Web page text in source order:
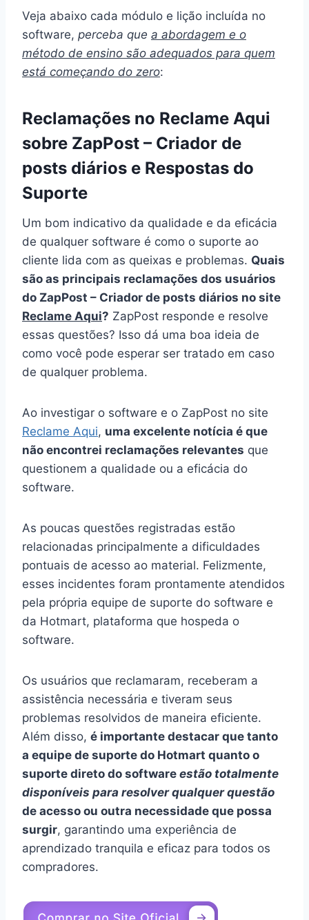
Veja abaixo cada módulo e lição incluída no
software, perceba que a abordagem e o
método de ensino são adequados para quem
está começando do zero:
Reclamações no Reclame Aqui
sobre ZapPost – Criador de
posts diários e Respostas do
Suporte
Um bom indicativo da qualidade e da eficácia
de qualquer software é como o suporte ao
cliente lida com as queixas e problemas. Quais
são as principais reclamações dos usuários
do ZapPost – Criador de posts diários no site
Reclame Aqui? ZapPost responde e resolve
essas questões? Isso dá uma boa ideia de
como você pode esperar ser tratado em caso
de qualquer problema.
Ao investigar o software e o ZapPost no site
Reclame Aqui, uma excelente notícia é que
não encontrei reclamações relevantes que
questionem a qualidade ou a eficácia do
software.
As poucas questões registradas estão
relacionadas principalmente a dificuldades
pontuais de acesso ao material. Felizmente,
esses incidentes foram prontamente atendidos
pela própria equipe de suporte do software e
da Hotmart, plataforma que hospeda o
software.
Os usuários que reclamaram, receberam a
assistência necessária e tiveram seus
problemas resolvidos de maneira eficiente.
Além disso, é importante destacar que tanto
a equipe de suporte do Hotmart quanto o
suporte direto do software estão totalmente
disponíveis para resolver qualquer questão
de acesso ou outra necessidade que possa
surgir, garantindo uma experiência de
aprendizado tranquila e eficaz para todos os
compradores.